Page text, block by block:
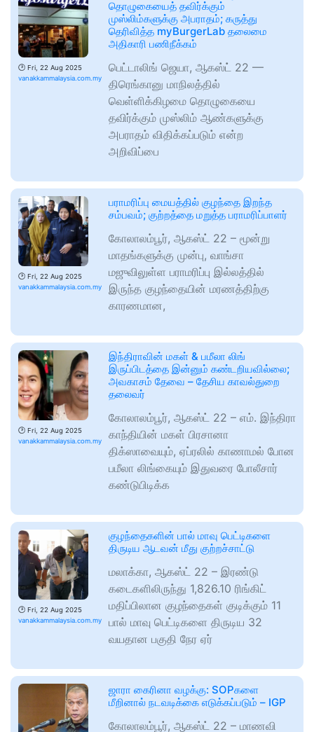
🕑 Fri, 22 Aug 2025
vanakkammalaysia.com.my
தொழுகையைத் தவிர்க்கும்
முஸ்லிம்களுக்கு அபராதம்; கருத்து
தெரிவித்த myBurgerLab தலைமை
அதிகாரி பணிநீக்கம்
பெட்டாலிங் ஜெயா, ஆகஸ்ட் 22 —
திரெங்கானு மாநிலத்தில்
வெள்ளிக்கிழமை தொழுகையை
தவிர்க்கும் முஸ்லிம் ஆண்களுக்கு
அபராதம் விதிக்கப்படும் என்ற
அறிவிப்பை
🕑 Fri, 22 Aug 2025
vanakkammalaysia.com.my
பராமரிப்பு மையத்தில் குழந்தை இறந்த
சம்பவம்; குற்றத்தை மறுத்த பராமரிப்பாளர்
கோலாலம்பூர், ஆகஸ்ட் 22 – மூன்று
மாதங்களுக்கு முன்பு, வாங்சா
மஜுவிலுள்ள பராமரிப்பு இல்லத்தில்
இருந்த குழந்தையின் மரணத்திற்கு
காரணமான,
🕑 Fri, 22 Aug 2025
vanakkammalaysia.com.my
இந்திராவின் மகள் & பமீலா லிங்
இருப்பிடத்தை இன்னும் கண்டறியவில்லை;
அவகாசம் தேவை – தேசிய காவல்துறை
தலைவர்
கோலாலம்பூர், ஆகஸ்ட் 22 – எம். இந்திரா
காந்தியின் மகள் பிரசானா
திக்ஸாவையும், ஏப்ரலில் காணாமல் போன
பமீலா லிங்கையும் இதுவரை போலீசார்
கண்டுபிடிக்க
🕑 Fri, 22 Aug 2025
vanakkammalaysia.com.my
குழந்தைகளின் பால் மாவு பெட்டிகளை
திருடிய ஆடவன் மீது குற்றச்சாட்டு
மலாக்கா, ஆகஸ்ட் 22 – இரண்டு
கடைகளிலிருந்து 1,826.10 ரிங்கிட்
மதிப்பிலான குழந்தைகள் குடிக்கும் 11
பால் மாவு பெட்டிகளை திருடிய 32
வயதான பகுதி நேர ஏர்
ஜாரா கைரினா வழக்கு: SOPகளை
மீறினால் நடவடிக்கை எடுக்கப்படும் – IGP
கோலாலம்பூர், ஆகஸ்ட் 22 – மாணவி